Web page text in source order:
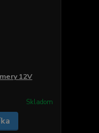
12V
Skladom